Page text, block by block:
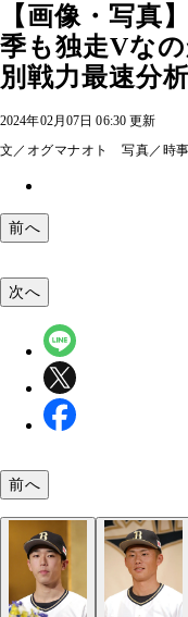
【画像・写真
季も独走Vな
別戦力最速分
2024年02月07日 06:30 更新
文／オグマナオト 写真／時
前へ
昨季、共に
10年以上に
と坂本（右
昨季、＂チ
次へ
前へ